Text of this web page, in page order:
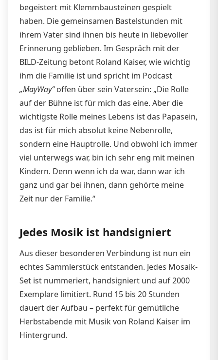
begeistert mit Klemmbausteinen gespielt
haben. Die gemeinsamen Bastelstunden mit
ihrem Vater sind ihnen bis heute in liebevoller
Erinnerung geblieben. Im Gespräch mit der
BILD-Zeitung betont Roland Kaiser, wie wichtig
ihm die Familie ist und spricht im Podcast
„MayWay“offen über sein Vatersein: „Die Rolle
auf der Bühne ist für mich das eine. Aber die
wichtigste Rolle meines Lebens ist das Papasein,
das ist für mich absolut keine Nebenrolle,
sondern eine Hauptrolle. Und obwohl ich immer
viel unterwegs war, bin ich sehr eng mit meinen
Kindern. Denn wenn ich da war, dann war ich
ganz und gar bei ihnen, dann gehörte meine
Zeit nur der Familie.“
Jedes Mosik ist handsigniert
Aus dieser besonderen Verbindung ist nun ein
echtes Sammlerstück entstanden. Jedes Mosaik-
Set ist nummeriert, handsigniert und auf 2000
Exemplare limitiert. Rund 15 bis 20 Stunden
dauert der Aufbau – perfekt für gemütliche
Herbstabende mit Musik von Roland Kaiser im
Hintergrund.